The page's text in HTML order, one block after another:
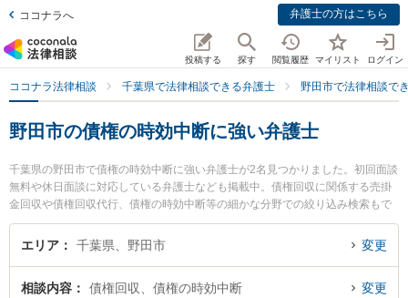
ココナラへ 弁護士の方はこちら
投稿する 探す 閲覧履歴 マイリスト ログイン
ココナラ法律相談 千葉県で法律相談できる弁護士 野田市で法律相談で
野田市の債権の時効中断に強い弁護士
千葉県の野田市で債権の時効中断に強い弁護士が2名見つかりました。初回面談
無料や休日面談に対応している弁護士なども掲載中。債権回収に関係する売掛
金回収や債権回収代行、債権の時効中断等の細かな分野での絞り込み検索もで
き便利です。特に野田けやき法律事務所の松澤 英司弁護士や野田総合法律事務
所の高山 聡宏弁護士のプロフィール情報や弁護士費用、強みなどが注目されて
弁護士を検索したい』『初回相談無料で債権の時効中断を法律相談できる野田
エリア 千葉県、野田市 変更
相談内容 債権回収、債権の時効中断 変更